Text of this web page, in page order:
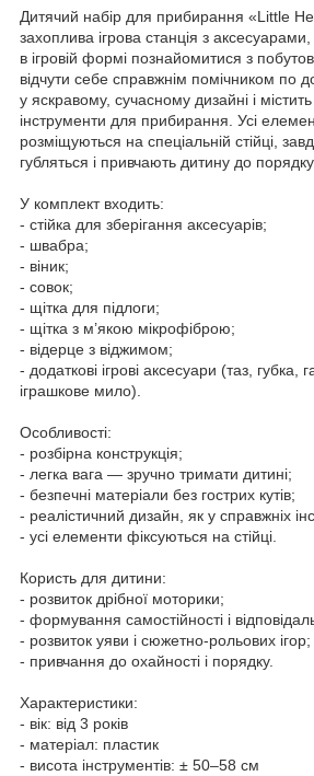
Дитячий набір для прибирання «Little
захоплива ігрова станція з
в ігровій формі познайомитися з
відчути себе справжнім помічником по
у яскравому, сучасному дизайні і містить
інструменти для прибирання. Усі
розміщуються на спеціальній стійці,
губляться і привчають дитину до порядку.
У комплект входить:
- стійка для зберігання аксесуарів;
- швабра;
- віник;
- совок;
- щітка для підлоги;
- щітка з м’якою мікрофіброю;
- відерце з віджимом;
- додаткові ігрові аксесуари (таз, губка,
іграшкове мило).
Особливості:
- розбірна конструкція;
- легка вага — зручно тримати дитині;
- безпечні матеріали без гострих кутів;
- реалістичний дизайн, як у справжніх
- усі елементи фіксуються на стійці.
Користь для дитини:
- розвиток дрібної моторики;
- формування самостійності і
- розвиток уяви і сюжетно-рольових ігор;
- привчання до охайності і порядку.
Характеристики:
- вік: від 3 років
- матеріал: пластик
- висота інструментів: ± 50–58 см